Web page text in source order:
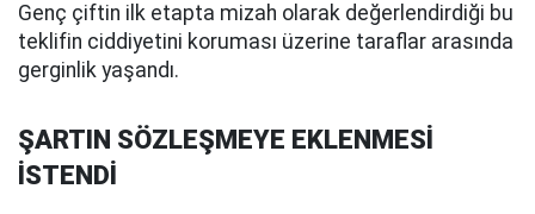
Genç çiftin ilk etapta mizah olarak değerlendirdiği bu
teklifin ciddiyetini koruması üzerine taraflar arasında
gerginlik yaşandı.
ŞARTIN SÖZLEŞMEYE EKLENMESİ
İSTENDİ